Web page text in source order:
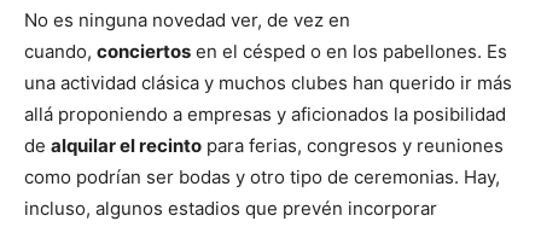
No es ninguna novedad ver, de vez en
cuando, conciertos en el césped o en los pabellones. Es
una actividad clásica y muchos clubes han querido ir más
allá proponiendo a empresas y aficionados la posibilidad
de alquilar el recinto para ferias, congresos y reuniones
como podrían ser bodas y otro tipo de ceremonias. Hay,
incluso, algunos estadios que prevén incorporar